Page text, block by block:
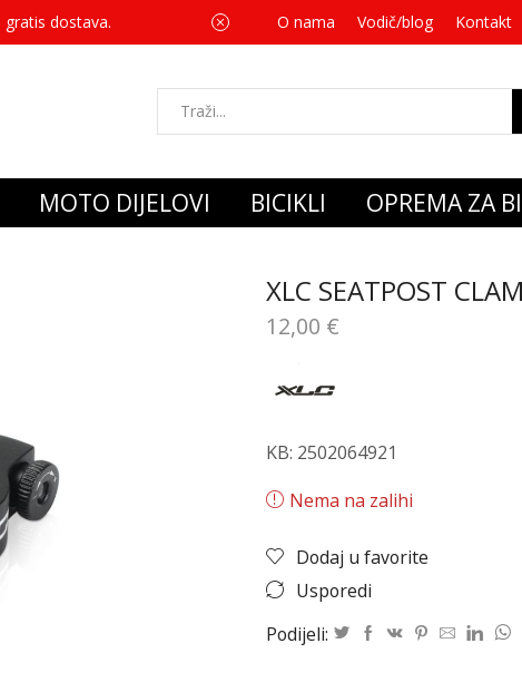
gratis dostava. Za svaku kupnju
O nama Vodič/blog Kontakt
MOTO DIJELOVI BICIKLI OPREMA ZA
XLC SEATPOST
12,00 €
KB: 2502064921
Nema na zalihi
Dodaj u favorite
Usporedi
Podijeli: